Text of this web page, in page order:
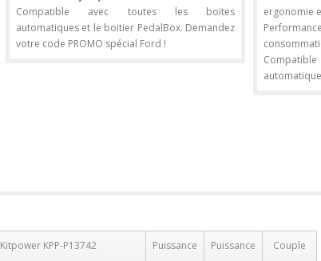
Compatible avec toutes les boites
automatiques et le boitier PedalBox. Demandez
votre code PROMO spécial Ford !
ergonomie
Kitpower KPP-P13742
Puissance
Puissance
Couple